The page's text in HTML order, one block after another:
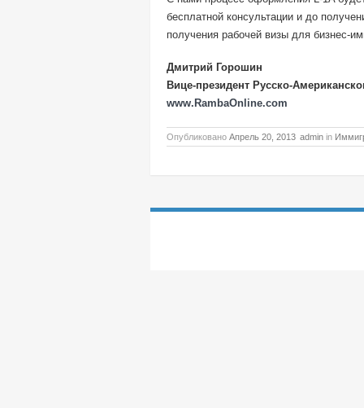
бесплатной консультации и до
получения рабочей визы для бизнес-
Дмитрий Горошин
Вице-президент Русско-
www.RambaOnline.com
Опубликовано Апрель 20, 2013 admin in